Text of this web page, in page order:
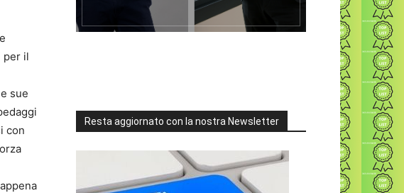
per il
sue
con
Resta aggiornato con la nostra Newsletter